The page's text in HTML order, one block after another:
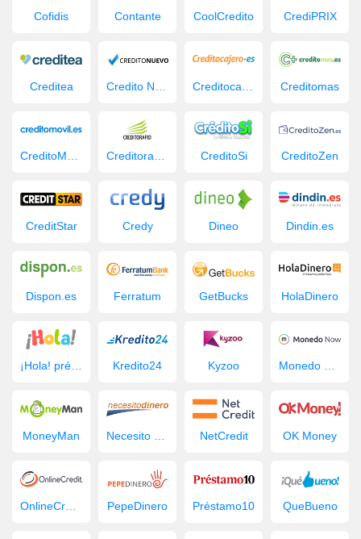
Cofidis Contante CoolCredito CrediPRIX
Creditea Creditomas
CreditoMovil.es Creditorapid CreditoSi CreditoZen
CreditStar Credy Dineo Dindin.es
Dispon.es Ferratum GetBucks HolaDinero
¡Hola! préstamo Kredito24 Kyzoo Monedo Now
MoneyMan NetCredit OK Money
PepeDinero Préstamo10 QueBueno